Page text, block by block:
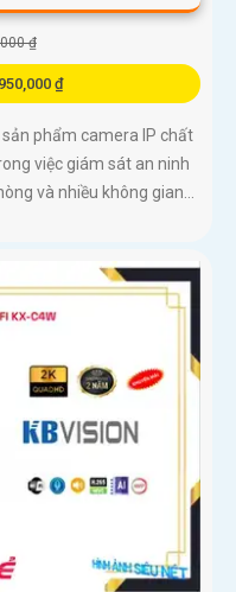
₫
₫
phẩm camera IP chất
việc giám sát an ninh
và nhiều không gian...